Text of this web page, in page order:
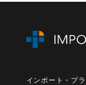
インポート・プ